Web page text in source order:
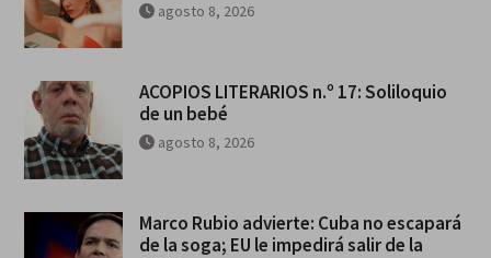
agosto 8, 2026
ACOPIOS LITERARIOS n.º 17: Soliloquio
de un bebé
agosto 8, 2026
Marco Rubio advierte: Cuba no escapará
de la soga; EU le impedirá salir de la